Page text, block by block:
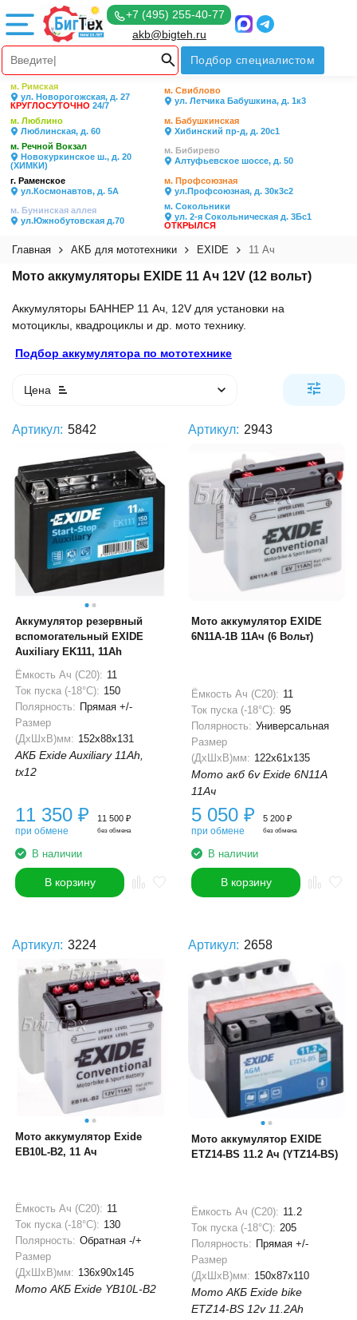
+7 (495) 255-40-77
akb@bigteh.ru
Подбор специалистом
м. Римская
ул. Новорогожская, д. 27
КРУГЛОСУТОЧНО 24/7
м. Свиблово
ул. Летчика Бабушкина, д. 1к3
м. Люблино
Люблинская, д. 60
м. Бабушкинская
Хибинский пр-д, д. 20с1
м. Речной Вокзал
Новокуркинское ш., д. 20
(ХИМКИ)
м. Бибирево
Алтуфьевское шоссе, д. 50
г. Раменское
ул.Космонавтов, д. 5А
м. Профсоюзная
ул.Профсоюзная, д. 30к3с2
м. Бунинская аллея
ул.Южнобутовская д.70
м. Сокольники
ул. 2-я Сокольническая д. 3Бс1
ОТКРЫЛСЯ
Главная АКБ для мототехники EXIDE 11 Ач
Мото аккумуляторы EXIDE 11 Ач 12V (12 вольт)
Аккумуляторы БАННЕР 11 Ач, 12V для установки на
мотоциклы, квадроциклы и др. мото технику.
Подбор аккумулятора по мототехнике
Цена
Артикул: 5842
Аккумулятор резервный
вспомогательный EXIDE
Auxiliary EK111, 11Ah
Ёмкость Ач (С20): 11
Ток пуска (-18°С): 150
Полярность: Прямая +/-
Размер
(ДхШхВ)мм: 152x88x131
АКБ Exide Auxiliary 11Ah,
tx12
11 350 ₽
при обмене
11 500 ₽
без обмена
В наличии
В корзину
Артикул: 2943
Мото аккумулятор EXIDE
6N11A-1B 11Ач (6 Вольт)
Ёмкость Ач (С20): 11
Ток пуска (-18°С): 95
Полярность: Универсальная
Размер
(ДхШхВ)мм: 122x61x135
Мото акб 6v Exide 6N11A
11Ач
5 050 ₽
при обмене
5 200 ₽
без обмена
В наличии
В корзину
Артикул: 3224
Мото аккумулятор Exide
EB10L-B2, 11 Ач
Ёмкость Ач (С20): 11
Ток пуска (-18°С): 130
Полярность: Обратная -/+
Размер
(ДхШхВ)мм: 136x90x145
Мото АКБ Exide YB10L-B2
Артикул: 2658
Мото аккумулятор EXIDE
ETZ14-BS 11.2 Ач (YTZ14-BS)
Ёмкость Ач (С20): 11.2
Ток пуска (-18°С): 205
Полярность: Прямая +/-
Размер
(ДхШхВ)мм: 150x87x110
Мото АКБ Exide bike
ETZ14-BS 12v 11.2Ah